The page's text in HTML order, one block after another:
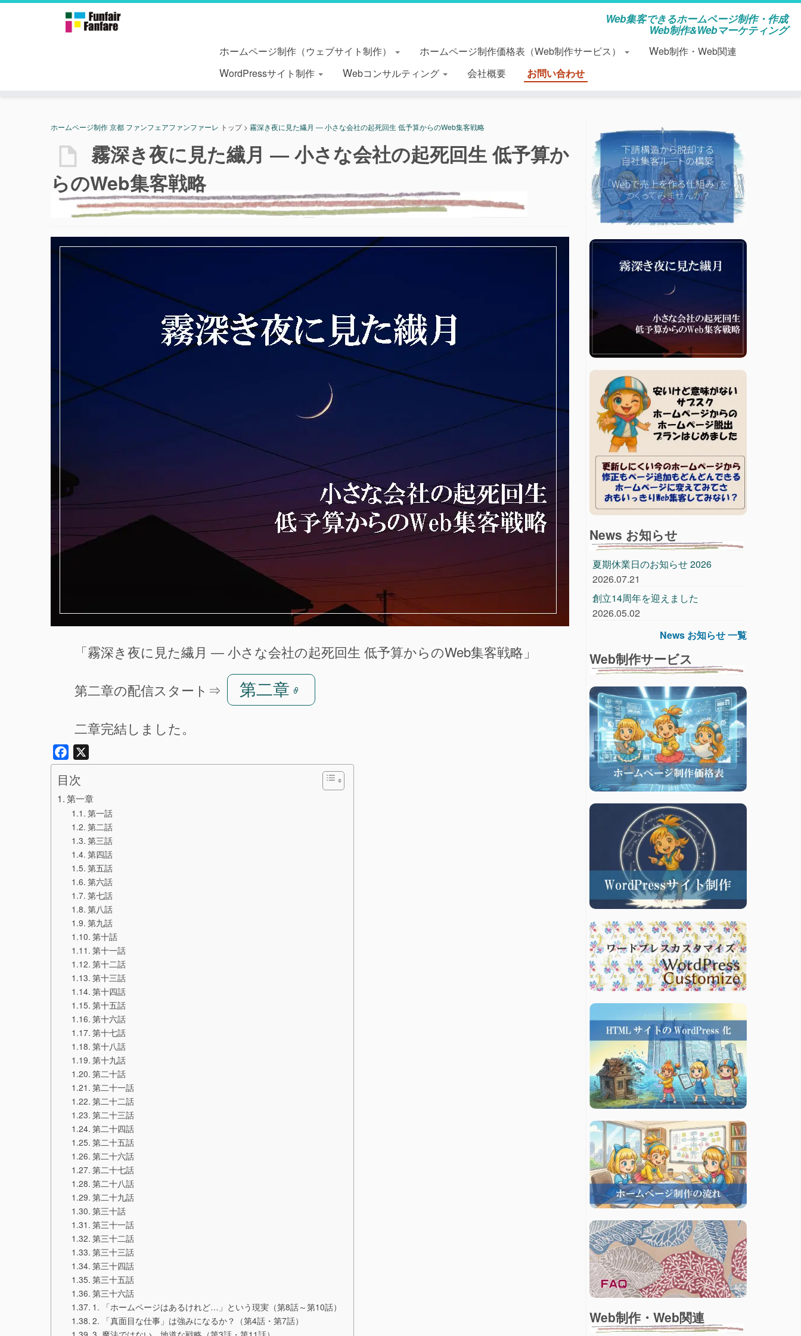
Web集客できるホームページ制作・作成
Web制作&Webマーケティング
ホームページ制作（ウェブサイト制作） ホームページ制作価格表（Web制作サービス）
Web制作・Web関連
WordPressサイト制作
Webコンサルティング 会社概要 お問い合わせ
ホームページ制作 京都 ファンフェアファンファーレ トップ> 霧深き夜に見た繊月 ― 小さな会社の起死回生 低予算からのWeb集客戦略
霧深き夜に見た繊月 ― 小さな会社の起死回生 低予算か
らのWeb集客戦略
「霧深き夜に見た繊月 ― 小さな会社の起死回生 低予算からのWeb集客戦略」
第二章の配信スタート⇒ 第二章
二章完結しました。
Facebook
目次
第一章
第一話
第二話
第三話
第四話
第五話
第六話
第七話
第八話
第九話
第十話
第十一話
第十二話
第十三話
第十四話
第十五話
第十六話
第十七話
第十八話
第十九話
第二十話
第二十一話
第二十二話
第二十三話
第二十四話
第二十五話
第二十六話
第二十七話
第二十八話
第二十九話
第三十話
第三十一話
第三十二話
第三十三話
第三十四話
第三十五話
第三十六話
1. 「ホームページはあるけれど…」という現実（第8話～第10話）
2. 「真面目な仕事」は強みになるか？（第4話・第7話）
News お知らせ
夏期休業日のお知らせ 2026
2026.07.21
創立14周年を迎えました
2026.05.02
News お知らせ 一覧
Web制作サービス
Web制作・Web関連